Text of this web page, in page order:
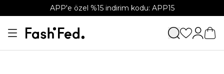
APP'e özel %15 indirim kodu: APP15